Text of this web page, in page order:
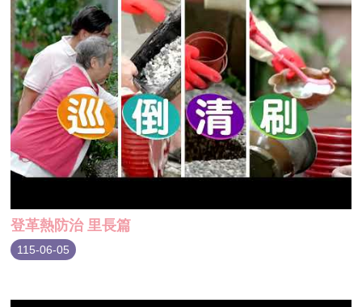
登革熱防治 里長篇
115-06-05